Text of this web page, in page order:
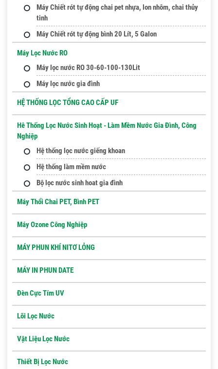
Máy Chiết rót tự động chai pet nhựa, lon nhôm, chai thủy
tinh
Máy Chiết rót tự động bình 20 Lít, 5 Galon
Máy Lọc Nước RO
Máy lọc nước RO 30-60-100-130Lit
Máy lọc nước gia đình
HỆ THỐNG LỌC TỔNG CAO CẤP UF
Hê Thống Lọc Nước Sinh Hoạt - Làm Mềm Nước Gia Đình, Công
Nghiệp
Hệ thống lọc nước giếng khoan
Hệ thống làm mềm nước
Bộ lọc nước sinh hoat gia đình
Máy Thổi Chai PET, Bình PET
Máy Ozone Công Nghiệp
MÁY PHUN KHÍ NITƠ LỎNG
MÁY IN PHUN DATE
Đèn Cực Tím UV
Lõi Lọc Nước
Vật Liệu Lọc Nước
Thiết Bị Lọc Nước